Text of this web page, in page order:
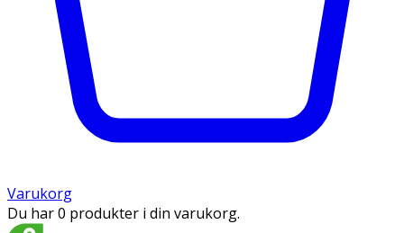
Varukorg
Du har 0 produkter i din varukorg.